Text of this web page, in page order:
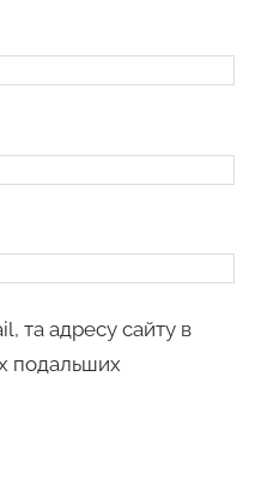
та адресу сайту в
подальших